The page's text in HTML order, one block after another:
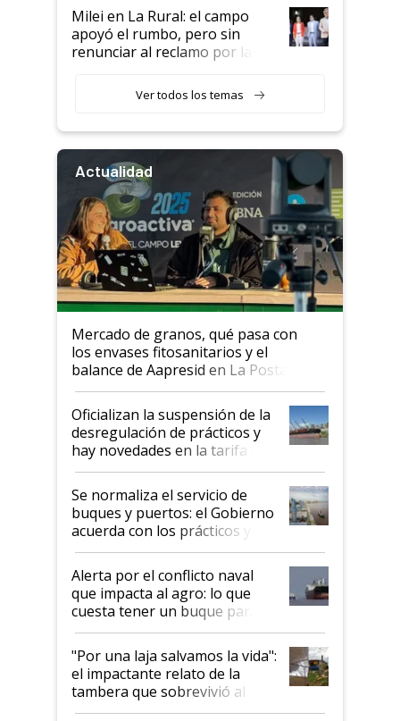
Milei en La Rural: el campo
apoyó el rumbo, pero sin
renunciar al reclamo por las
Ver todos los temas
Actualidad
Mercado de granos, qué pasa con
los envases fitosanitarios y el
balance de Aapresid en La Posta
Oficializan la suspensión de la
desregulación de prácticos y
hay novedades en la tarifa de
la hidrovía
Se normaliza el servicio de
buques y puertos: el Gobierno
acuerda con los prácticos y
suspende el decreto de
desregulación
Alerta por el conflicto naval
que impacta al agro: lo que
cuesta tener un buque parado
y el peligro de que Argentina
pase a ser "país sucio"
"Por una laja salvamos la vida":
el impactante relato de la
tambera que sobrevivió al
tornado